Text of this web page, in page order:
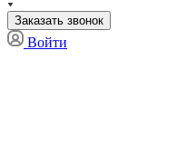
Заказать звонок
Войти